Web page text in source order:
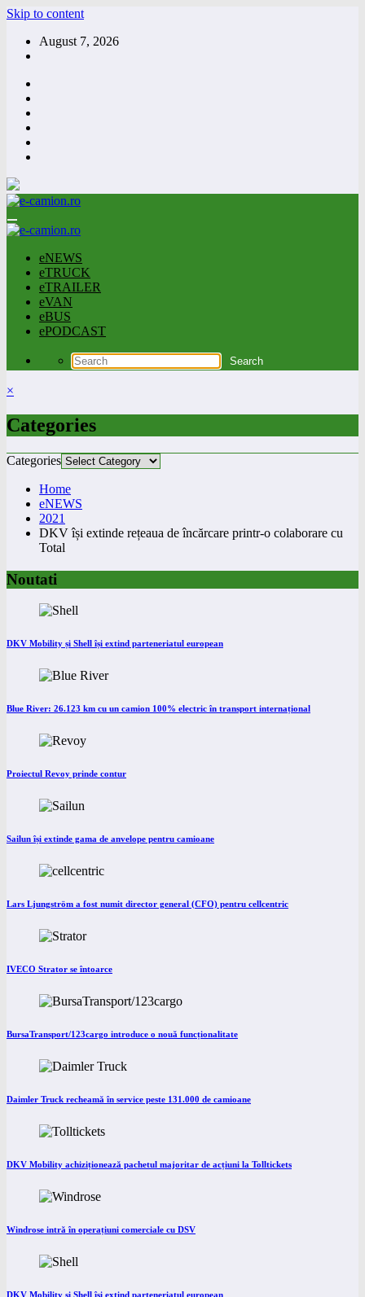
Skip to content
August 7, 2026
eNEWS
eTRUCK
eTRAILER
eVAN
eBUS
ePODCAST
×
Categories
Categories
Home
eNEWS
2021
DKV își extinde rețeaua de încărcare printr-o colaborare cu
Total
Noutati
DKV Mobility și Shell își extind parteneriatul european
Blue River: 26.123 km cu un camion 100% electric în transport internațional
Proiectul Revoy prinde contur
Sailun își extinde gama de anvelope pentru camioane
Lars Ljungström a fost numit director general (CFO) pentru cellcentric
IVECO Strator se întoarce
BursaTransport/123cargo introduce o nouă funcționalitate
Daimler Truck recheamă în service peste 131.000 de camioane
DKV Mobility achiziționează pachetul majoritar de acțiuni la Tolltickets
Windrose intră în operațiuni comerciale cu DSV
DKV Mobility și Shell își extind parteneriatul european